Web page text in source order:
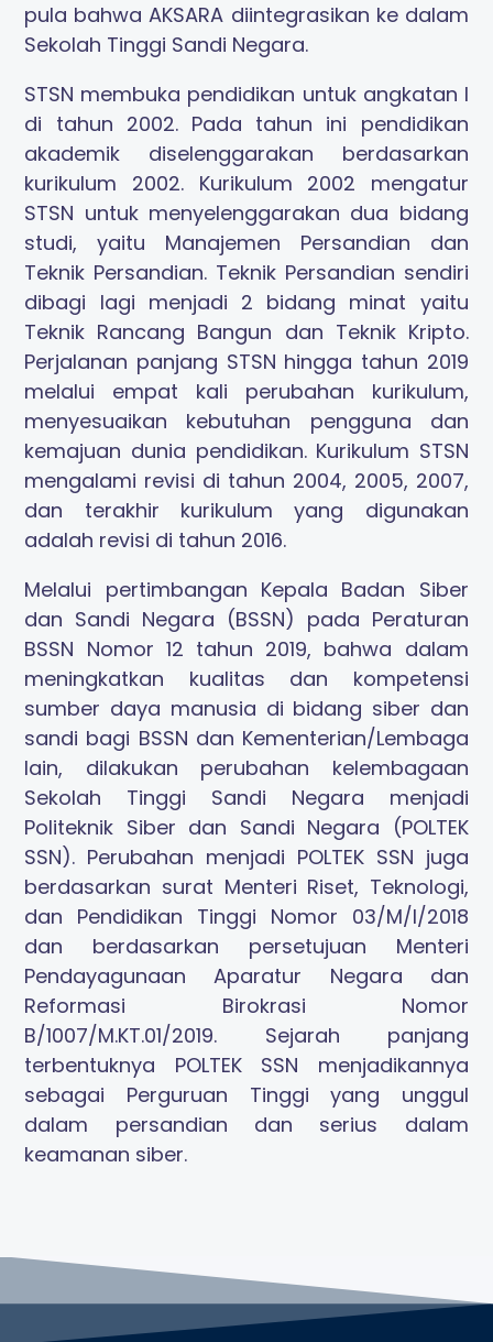
pula bahwa AKSARA diintegrasikan ke dalam
Sekolah Tinggi Sandi Negara.
STSN membuka pendidikan untuk angkatan I
di tahun 2002. Pada tahun ini pendidikan
akademik diselenggarakan berdasarkan
kurikulum 2002. Kurikulum 2002 mengatur
STSN untuk menyelenggarakan dua bidang
studi, yaitu Manajemen Persandian dan
Teknik Persandian. Teknik Persandian sendiri
dibagi lagi menjadi 2 bidang minat yaitu
Teknik Rancang Bangun dan Teknik Kripto.
Perjalanan panjang STSN hingga tahun 2019
melalui empat kali perubahan kurikulum,
menyesuaikan kebutuhan pengguna dan
kemajuan dunia pendidikan. Kurikulum STSN
mengalami revisi di tahun 2004, 2005, 2007,
dan terakhir kurikulum yang digunakan
adalah revisi di tahun 2016.
Melalui pertimbangan Kepala Badan Siber
dan Sandi Negara (BSSN) pada Peraturan
BSSN Nomor 12 tahun 2019, bahwa dalam
meningkatkan kualitas dan kompetensi
sumber daya manusia di bidang siber dan
sandi bagi BSSN dan Kementerian/Lembaga
lain, dilakukan perubahan kelembagaan
Sekolah Tinggi Sandi Negara menjadi
Politeknik Siber dan Sandi Negara (POLTEK
SSN). Perubahan menjadi POLTEK SSN juga
berdasarkan surat Menteri Riset, Teknologi,
dan Pendidikan Tinggi Nomor 03/M/I/2018
dan berdasarkan persetujuan Menteri
Pendayagunaan Aparatur Negara dan
Reformasi Birokrasi Nomor
B/1007/M.KT.01/2019. Sejarah panjang
terbentuknya POLTEK SSN menjadikannya
sebagai Perguruan Tinggi yang unggul
dalam persandian dan serius dalam
keamanan siber.